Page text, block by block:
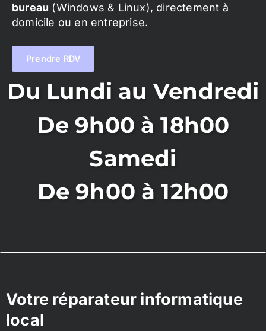
bureau (Windows & Linux), directement à
domicile ou en entreprise.
Prendre RDV
Du Lundi au Vendredi
De 9h00 à 18h00
Samedi
De 9h00 à 12h00
Votre réparateur informatique
local